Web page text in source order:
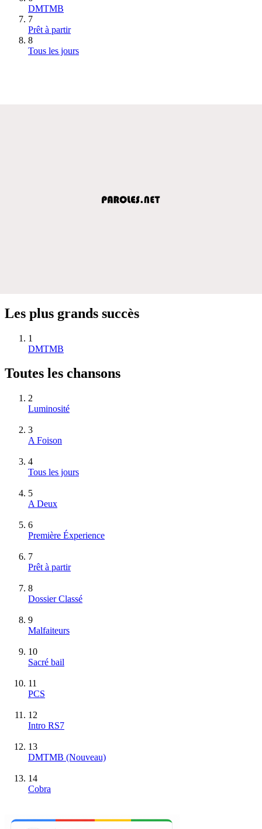
DMTMB
7
Prêt à partir
8
Tous les jours
Les plus grands succès
1
DMTMB
Toutes les chansons
2
Luminosité
3
A Foison
4
Tous les jours
5
A Deux
6
Première Éxperience
7
Prêt à partir
8
Dossier Classé
9
Malfaiteurs
10
Sacré bail
11
PCS
12
Intro RS7
13
DMTMB (Nouveau)
14
Cobra